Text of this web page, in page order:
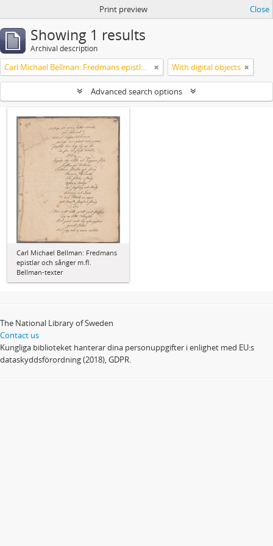
Print preview Close
Showing 1 results
Archival description
Carl Michael Bellman: Fredmans epistlar och sånger m.fl. Bellman-texter With digital objects
Advanced search options
Carl Michael Bellman: Fredmans
epistlar och sånger m.fl.
Bellman-texter
The National Library of Sweden
Contact us
Kungliga biblioteket hanterar dina personuppgifter i enlighet med EU:s
dataskyddsförordning (2018), GDPR.